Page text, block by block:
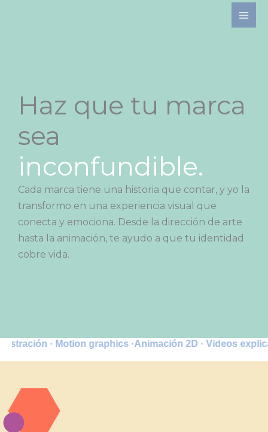
Haz que tu marca
sea
inconfundible.
Cada marca tiene una historia que contar, y yo la
transformo en una experiencia visual que
conecta y emociona. Desde la dirección de arte
hasta la animación, te ayudo a que tu identidad
cobre vida.
Motion graphics ·Animación 2D · Videos explicativos · Mix